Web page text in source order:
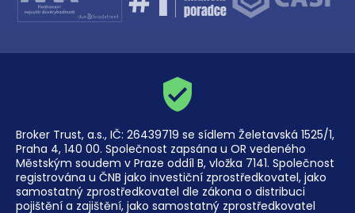
Broker Trust, a.s., IČ: 26439719 se sídlem Želetavská 1525/1,
Praha 4, 140 00. Společnost zapsána u OR vedeného
Městským soudem v Praze oddíl B, vložka 7141. Společnost
registrována u ČNB jako investiční zprostředkovatel, jako
samostatný zprostředkovatel dle zákona o distribuci
pojištění a zajištění, jako samostatný zprostředkovatel